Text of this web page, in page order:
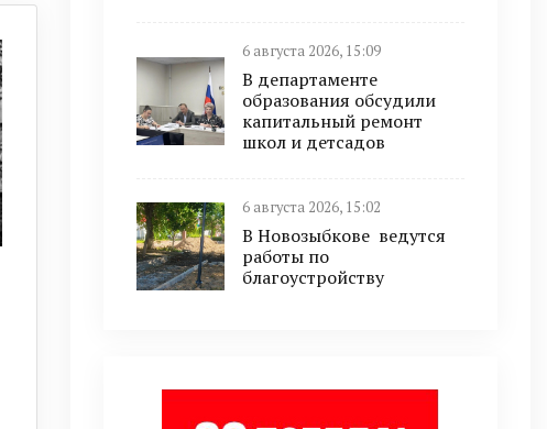
6 августа 2026, 15:09
В департаменте
образования обсудили
капитальный ремонт
школ и детсадов
6 августа 2026, 15:02
В Новозыбкове ведутся
работы по
благоустройству